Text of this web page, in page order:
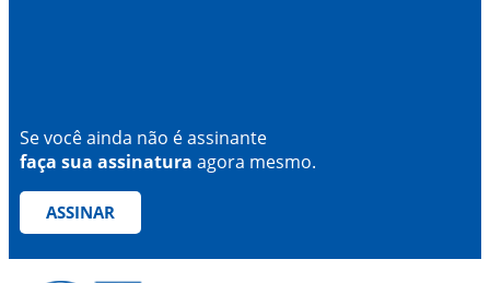
Se você ainda não é assinante
faça sua assinatura agora mesmo.
ASSINAR